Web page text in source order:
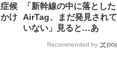
候
け
「新幹線の中に落とした
AirTag、まだ発見されて
いない」見ると…あ
Recommended by